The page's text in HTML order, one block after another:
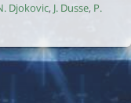
Djokovic, J. Dusse, P.